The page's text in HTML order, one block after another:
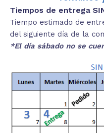
Tiempos de entrega
Tiempo estimado de
del siguiente día de la
*El día sábado no se